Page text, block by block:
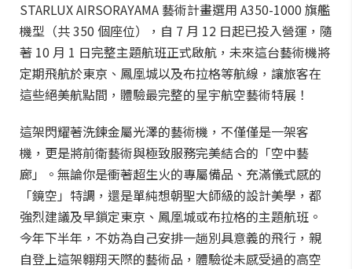
STARLUX AIRSORAYAMA 藝術計畫選用 A350-1000 旗艦
機型（共 350 個座位），自 7 月 12 日起已投入營運，隨
著 10 月 1 日完整主題航班正式啟航，未來這台藝術機將
定期飛航於東京、鳳凰城以及布拉格等航線，讓旅客在
這些絕美航點間，體驗最完整的星宇航空藝術特展！
這架閃耀著洗鍊金屬光澤的藝術機，不僅僅是一架客
機，更是將前衛藝術與極致服務完美結合的「空中藝
廊」。無論你是衝著超生火的專屬備品、充滿儀式感的
「鏡空」特調，還是單純想朝聖大師級的設計美學，都
強烈建議及早鎖定東京、鳳凰城或布拉格的主題航班。
今年下半年，不妨為自己安排一趟別具意義的飛行，親
自登上這架翱翔天際的藝術品，體驗從未感受過的高空